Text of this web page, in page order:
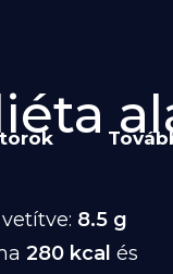
8.5 g
280 kcal és